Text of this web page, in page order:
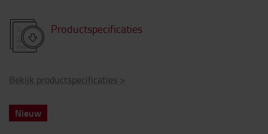
Productspecificaties
Bekijk productspecificaties >
Nieuw